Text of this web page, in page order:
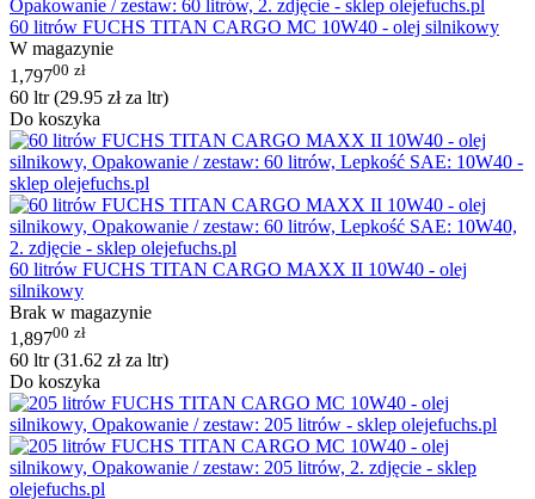
60 litrów FUCHS TITAN CARGO MC 10W40 - olej silnikowy
W magazynie
1,79700 zł
60 ltr (29.95 złza ltr)
Do koszyka
60 litrów FUCHS TITAN CARGO MAXX II 10W40 - olej
silnikowy
Brak w magazynie
1,89700 zł
60 ltr (31.62 złza ltr)
Do koszyka